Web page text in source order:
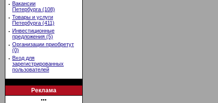
· Вакансии
Петербурга (108)
· Товары и услуги
Петербурга (411)
· Инвестиционные
предложения (5)
· Организации приобретут
(0)
· Вход для
зарегистрированных
пользователей
Реклама
•••